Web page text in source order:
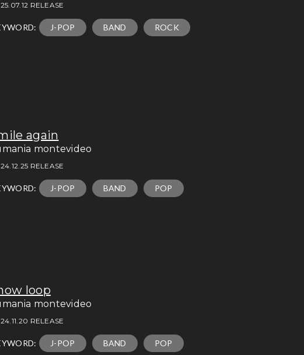
RELEASE
J-POP BAND ROCK
again
montevideo
RELEASE
J-POP BAND POP
loop
montevideo
RELEASE
J-POP BAND POP